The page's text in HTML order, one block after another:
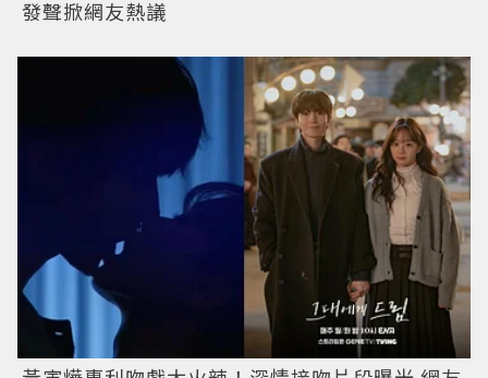
發聲掀網友熱議